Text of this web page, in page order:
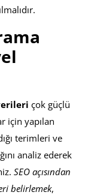
çok güçlü
için yapılan
terimleri ve
analiz ederek
SEO açısından
belirlemek,